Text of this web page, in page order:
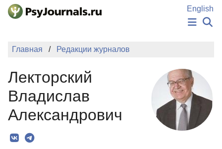
Перейти к основному содержанию
English
НОВОСТИ
ПОДАТЬ РУКОПИСЬ
КЛЮЧЕВЫЕ СЛОВА
Регистрация
Вход
Главная Редакции журналов
Лекторский
Владислав
Александрович